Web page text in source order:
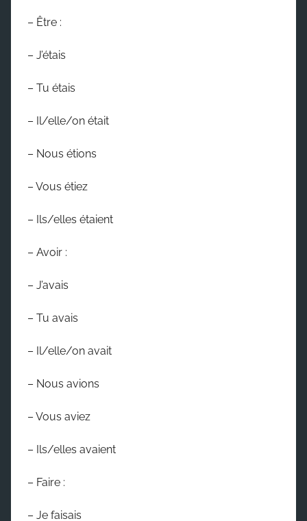
– Être :
– J’étais
– Tu étais
– Il/elle/on était
– Nous étions
– Vous étiez
– Ils/elles étaient
– Avoir :
– J’avais
– Tu avais
– Il/elle/on avait
– Nous avions
– Vous aviez
– Ils/elles avaient
– Faire :
– Je faisais